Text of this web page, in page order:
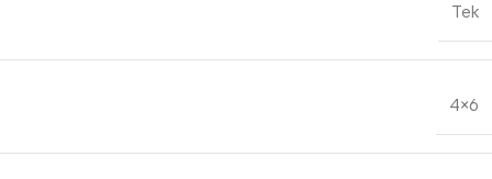
Tek
4×6